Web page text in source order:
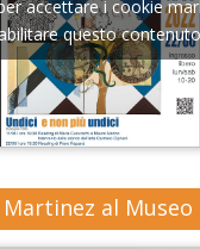
accettare i cookie
questo contenuto
Martinez al